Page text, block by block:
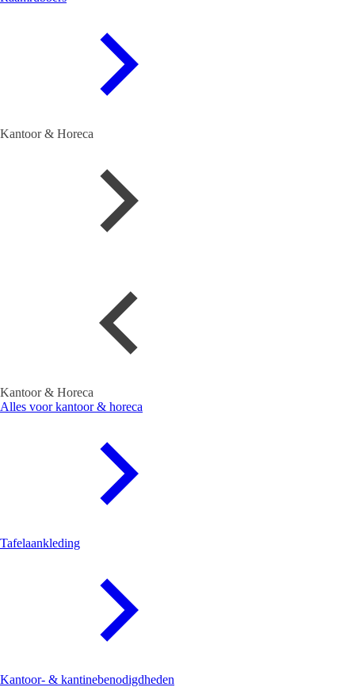
Kantoor & Horeca
Kantoor & Horeca
Alles voor kantoor & horeca
Tafelaankleding
Kantoor- & kantinebenodigdheden